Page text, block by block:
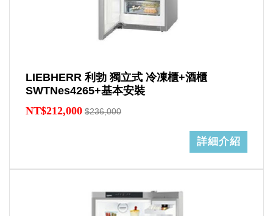
LIEBHERR 利勃 獨立式 冷凍櫃+酒櫃
SWTNes4265+基本安裝
NT$212,000 $236,000
詳細介紹